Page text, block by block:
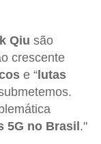
Qiu são
crescente
e “ lutas
5G no Brasil ."